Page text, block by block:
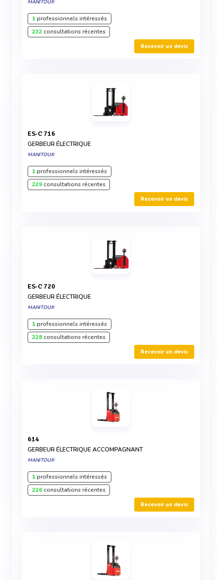
MANITOU®
1professionnels intéressés
232consultations récentes
Recevoir un devis
ES-C 716
GERBEUR ÉLECTRIQUE
MANITOU®
1professionnels intéressés
229consultations récentes
Recevoir un devis
ES-C 720
GERBEUR ÉLECTRIQUE
MANITOU®
1professionnels intéressés
228consultations récentes
Recevoir un devis
614
GERBEUR ÉLECTRIQUE ACCOMPAGNANT
MANITOU®
1professionnels intéressés
226consultations récentes
Recevoir un devis